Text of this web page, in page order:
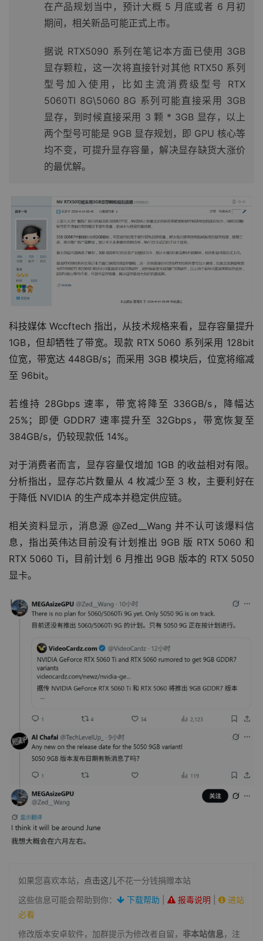
在产品规划当中，预计大概 5 月底或者 6 月初
期间，相关新品可能正式上市。
据说 RTX5090 系列在笔记本方面已使用 3GB
显存颗粒，这一次将直接针对其他 RTX50 系列
型号加入使用，比如主流消费级型号 RTX
5060TI 8G\5060 8G 系列可能直接采用 3GB
显存，到时候直接采用 3 颗 * 3GB 显存，以上
两个型号可能是 9GB 显存规划，即 GPU 核心等
均不变，可提升显存容量，解决显存缺货大涨价
的最优解。
科技媒体 Wccftech 指出，从技术规格来看，显存容量提升
1GB，但却牺牲了带宽。现款 RTX 5060 系列采用 128bit
位宽，带宽达 448GB/s；而采用 3GB 模块后，位宽将缩减
至 96bit。
若维持 28Gbps 速率，带宽将降至 336GB/s，降幅达
25%；即便 GDDR7 速率提升至 32Gbps，带宽恢复至
384GB/s，仍较现款低 14%。
对于消费者而言，显存容量仅增加 1GB 的收益相对有限。
分析指出，显存芯片数量从 4 枚减少至 3 枚，主要利好在
于降低 NVIDIA 的生产成本并稳定供应链。
相关资料显示，消息源 @Zed__Wang 并不认可该爆料信
息，指出英伟达目前没有计划推出 9GB 版 RTX 5060 和
RTX 5060 Ti，目前计划 6 月推出 9GB 版本的 RTX 5050
显卡。
如果您喜欢本站， 点击这儿不花一分钱捐赠本站
这些信息可能会帮助到你：
下载帮助 报毒说明
进站
必看
修改版本安卓软件，加群提示为修改者自留， 非本站信息，注